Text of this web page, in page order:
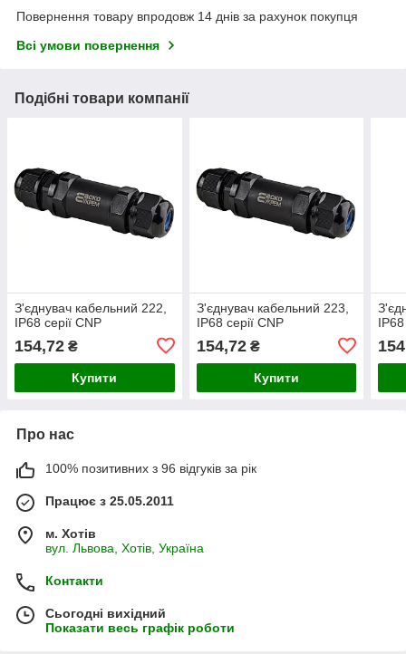
Повернення товару впродовж 14 днів за рахунок покупця
Всі умови повернення
Подібні товари компанії
З'єднувач кабельний 222,
IP68 серії CNP
154,72 ₴
Купити
З'єднувач кабельний 223,
IP68 серії CNP
154,72₴
Купити
IP68
Про нас
100% позитивних з 96 відгуків за рік
Працює з 25.05.2011
м. Хотів
вул. Львова, Хотів, Україна
Контакти
Сьогодні вихідний
Показати весь графік роботи